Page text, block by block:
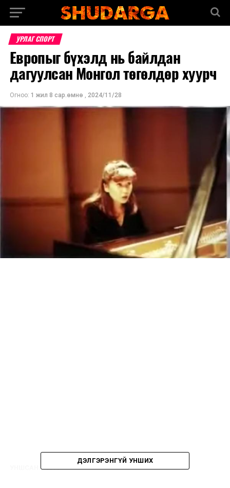
УРЛАГ СПОРТ
Европыг бүхэлд нь байлдан
дагуулсан Монгол төгөлдөр хуурч
Огноо: 1 жил 8 сар.өмнө , 2024/11/28
3979
ДЭЛГЭРЭНГҮЙ УНШИХ